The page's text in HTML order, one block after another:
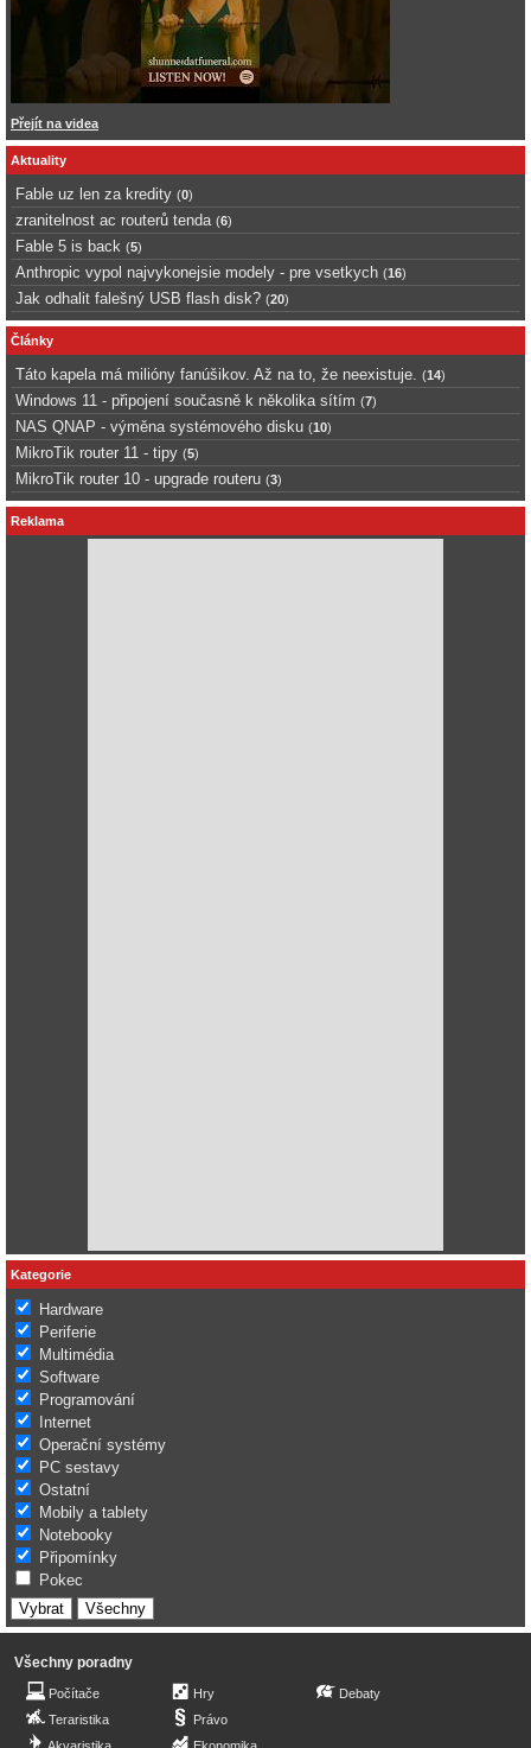
Přejít na videa
Aktuality
Fable uz len za kredity (0)
zranitelnost ac routerů tenda (6)
Fable 5 is back (5)
Anthropic vypol najvykonejsie modely - pre vsetkych (16)
Jak odhalit falešný USB flash disk? (20)
Články
Táto kapela má milióny fanúšikov. Až na to, že neexistuje. (14)
Windows 11 - připojení současně k několika sítím (7)
NAS QNAP - výměna systémového disku (10)
MikroTik router 11 - tipy (5)
MikroTik router 10 - upgrade routeru (3)
Reklama
Kategorie
Hardware
Periferie
Multimédia
Software
Programování
Internet
Operační systémy
PC sestavy
Ostatní
Mobily a tablety
Notebooky
Připomínky
Pokec
Všechny poradny
Počítače
Teraristika
Hry
Právo
Debaty